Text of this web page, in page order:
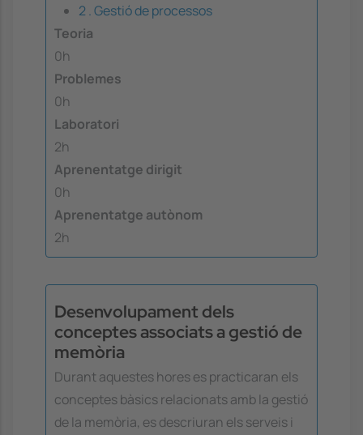
2 . Gestió de processos
Teoria
0h
Problemes
0h
Laboratori
2h
Aprenentatge dirigit
0h
Aprenentatge autònom
2h
Desenvolupament dels
conceptes associats a gestió de
memòria
Durant aquestes hores es practicaran els
conceptes bàsics relacionats amb la gestió
de la memòria, es descriuran els serveis i